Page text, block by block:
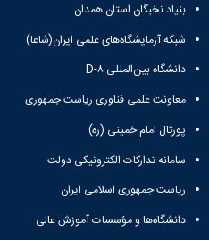
مرتبط
بنیاد
نخبگان
شرکت
دانش
آئین
نامه ها
فرآیندها
بنیاد نخبگان استان همدان
شبکه آزمایشگاه‌های علمی ایران(شاعا)
دانشگاه بین‌المللی D-۸
معاونت علمی فناوری ریاست جمهوری
پورتال امام خمینی (ره)
سامانه تدارکات الکترونیکی دولت
ریاست جمهوری اسلامی ایران
دانشگاه‌ها و مؤسسات آموزش عالی